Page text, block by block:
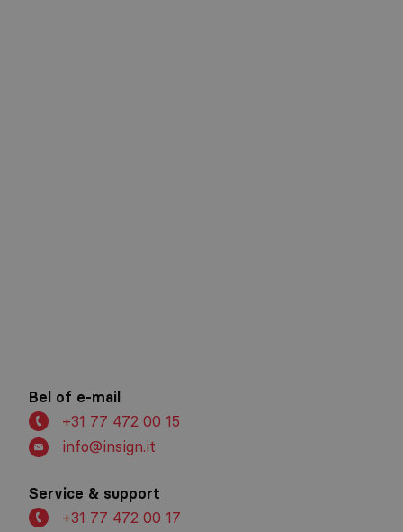
Bel of e-mail
+31 77 472 00 15
info@insign.it
Service & support
+31 77 472 00 17